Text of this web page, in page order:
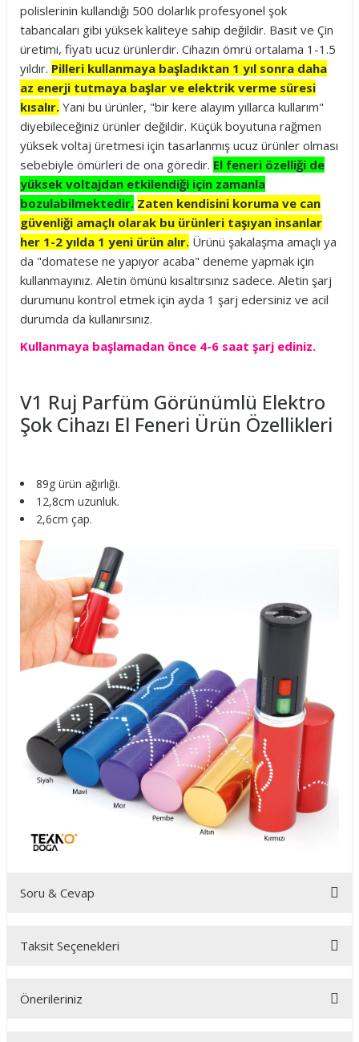
polislerinin kullandığı 500 dolarlık profesyonel şok
tabancaları gibi yüksek kaliteye sahip değildir. Basit ve Çin
üretimi, fiyatı ucuz ürünlerdir. Cihazın ömrü ortalama 1-1.5
yıldır. Pilleri kullanmaya başladıktan 1 yıl sonra daha
az enerji tutmaya başlar ve elektrik verme süresi
kısalır. Yani bu ürünler, "bir kere alayım yıllarca kullarım"
diyebileceğiniz ürünler değildir. Küçük boyutuna rağmen
yüksek voltaj üretmesi için tasarlanmış ucuz ürünler olması
sebebiyle ömürleri de ona göredir. El feneri özelliği de
yüksek voltajdan etkilendiği için zamanla
bozulabilmektedir. Zaten kendisini koruma ve can
güvenliği amaçlı olarak bu ürünleri taşıyan insanlar
her 1-2 yılda 1 yeni ürün alır. Ürünü şakalaşma amaçlı ya
da "domatese ne yapıyor acaba" deneme yapmak için
kullanmayınız. Aletin ömünü kısaltırsınız sadece. Aletin şarj
durumunu kontrol etmek için ayda 1 şarj edersiniz ve acil
durumda da kullanırsınız.
Kullanmaya başlamadan önce 4-6 saat şarj ediniz.
V1 Ruj Parfüm Görünümlü Elektro
Şok Cihazı El Feneri Ürün Özellikleri
89g ürün ağırlığı.
12,8cm uzunluk.
2,6cm çap.
Soru & Cevap
Taksit Seçenekleri
Önerileriniz